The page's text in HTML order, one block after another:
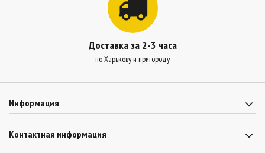
Доставка за 2-3 часа
по Харькову и пригороду
Информация
Контактная информация